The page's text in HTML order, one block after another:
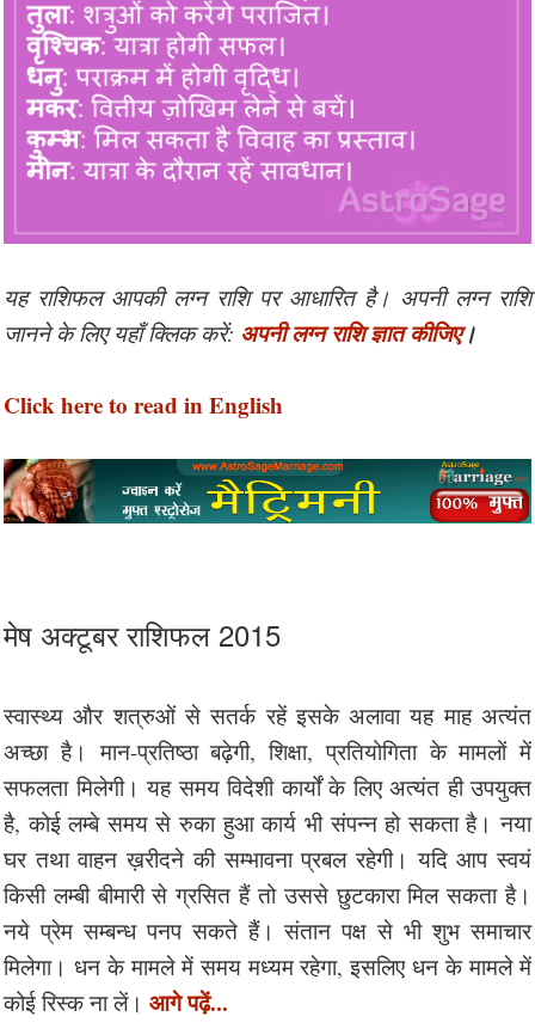
यह राशिफल आपकी लग्न राशि पर आधारित है। अपनी लग्न राशि
जानने के लिए यहाँ क्लिक करें: अपनी लग्न राशि ज्ञात कीजिए।
Click here to read in English
मेष अक्टूबर राशिफल 2015
स्वास्थ्य और शत्रुओं से सतर्क रहें इसके अलावा यह माह अत्यंत
अच्छा है। मान-प्रतिष्ठा बढ़ेगी, शिक्षा, प्रतियोगिता के मामलों में
सफलता मिलेगी। यह समय विदेशी कार्यों के लिए अत्यंत ही उपयुक्त
है, कोई लम्बे समय से रुका हुआ कार्य भी संपन्न हो सकता है। नया
घर तथा वाहन ख़रीदने की सम्भावना प्रबल रहेगी। यदि आप स्वयं
किसी लम्बी बीमारी से ग्रसित हैं तो उससे छुटकारा मिल सकता है।
नये प्रेम सम्बन्ध पनप सकते हैं। संतान पक्ष से भी शुभ समाचार
मिलेगा। धन के मामले में समय मध्यम रहेगा, इसलिए धन के मामले में
कोई रिस्क ना लें। आगे पढ़ें...